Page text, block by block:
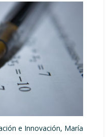
e Innovación, María